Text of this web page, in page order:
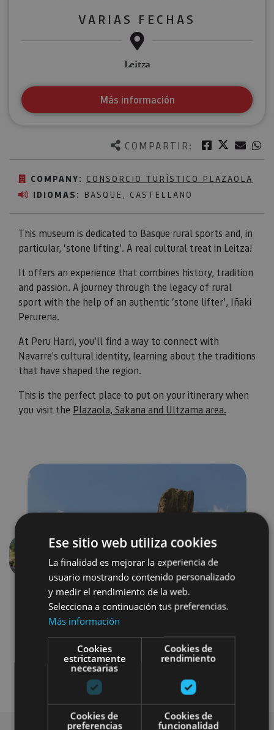
COMPARTIR: Facebook
Twitter
COMPANY: CONSORCIO TURÍSTICO PLAZAOLA
IDIOMAS: BASQUE, CASTELLANO
This museum is dedicated to Basque rural sports and, in
particular, ‘stone lifting’. A real cultural treat in Leitza!
It offers an experience that combines history, tradition
and passion. A journey through the legacy of rural
sport with the help of an authentic ‘stone lifter’, Iñaki
Perurena.
At Peru Harri, you’ll find a way to connect with
Navarre's cultural identity, learning about the traditions
that have shaped the region.
This is the perfect place to put on your itinerary when
you visit the Plazaola, Sakana and Ultzama area.
VARIAS FECHAS
Leitza
Más información
Previous
Museos y centros expositivos
Ese sitio web utiliza cookies
La finalidad es mejorar la experiencia de
usuario mostrando contenido personalizado
y medir el rendimiento de la web.
Selecciona a continuación tus preferencias.
Más información
Cookies
estrictamente
necesarias
Cookies de
rendimiento
Cookies de
preferencias
Cookies de
funcionalidad